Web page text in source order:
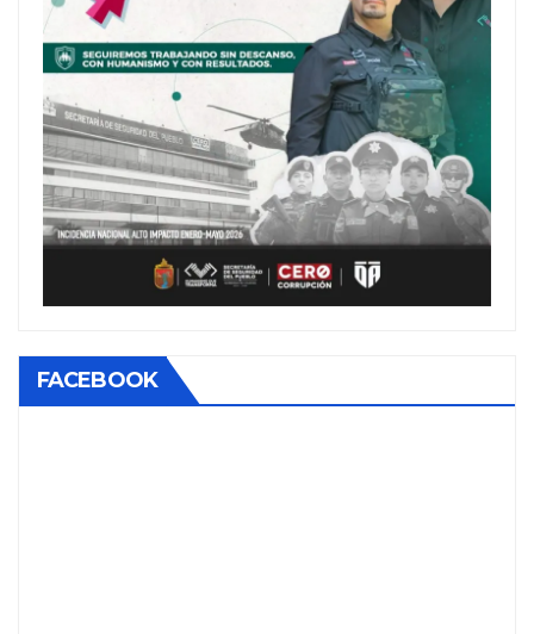
FACEBOOK